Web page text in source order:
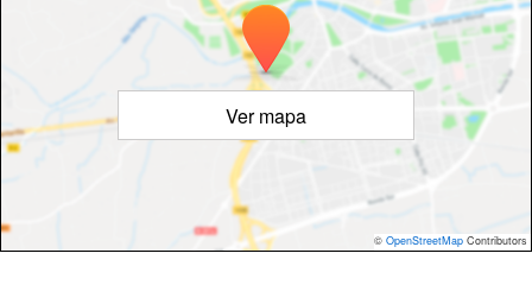
Ver mapa
© OpenStreetMap Contributors